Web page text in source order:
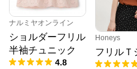
ナルミヤオンライン
ショルダーフリル
半袖チュニック
4.8
Honeys
フリルＴ